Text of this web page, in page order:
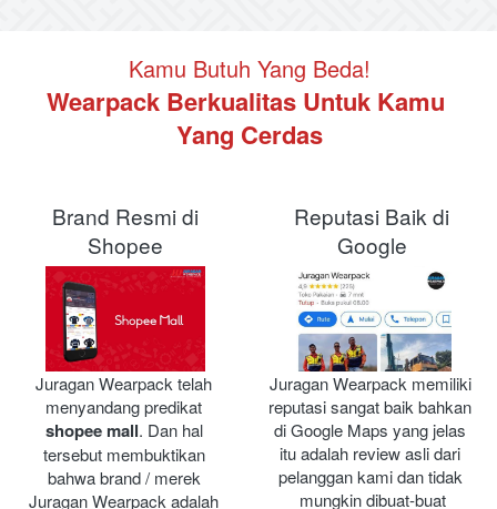
Kamu Butuh Yang Beda!
Wearpack Berkualitas Untuk Kamu
Yang Cerdas
Brand Resmi di
Shopee
Juragan Wearpack telah
shopee mall. Dan hal
tersebut membuktikan
bahwa brand / merek
Juragan Wearpack adalah
Reputasi Baik di
Google
Juragan Wearpack memiliki
reputasi sangat baik bahkan
di Google Maps yang jelas
itu adalah review asli dari
pelanggan kami dan tidak
mungkin dibuat-buat